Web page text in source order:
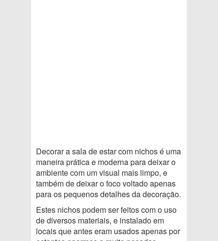
Decorar a sala de estar com nichos é uma
maneira prática e moderna para deixar o
ambiente com um visual mais limpo, e
também de deixar o foco voltado apenas
para os pequenos detalhes da decoração.
Estes nichos podem ser feitos com o uso
de diversos materiais, e instalado em
locais que antes eram usados apenas por